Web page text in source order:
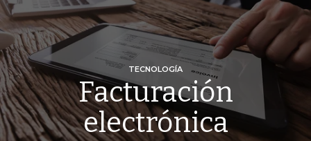
TECNOLOGÍA
Facturación
electrónica